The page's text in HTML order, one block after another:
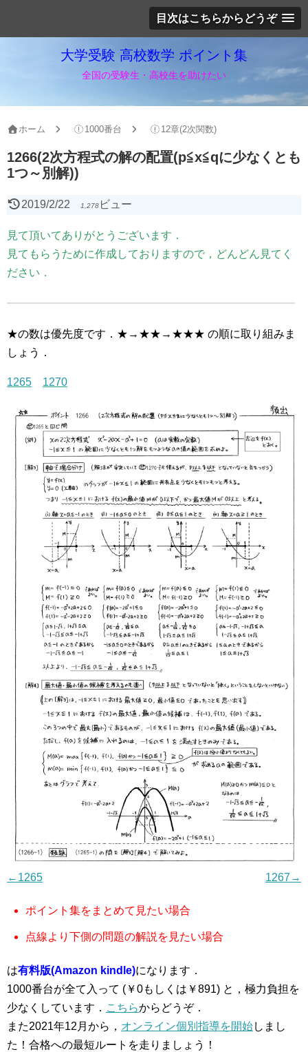
目次はこちらからどうぞ
大学受験 高校数学 ポイント集
全国の受験生・高校生を助けたい
ホーム 1000番台 12章(2次関数)
1266(2次方程式の解の配置(p≦x≦qに少なくとも
1つ～別解))
2019/2/22 1,278ビュー
見て頂いてありがとうございます．
見てもらうために作成しておりますので，どんどん見てく
ださい．
★の数は優先度です．★→★★→★★★ の順に取り組みま
しょう．
1265 1270
←1265 1267→
ポイント集をまとめて見たい場合
点線より下側の問題の解説を見たい場合
は有料版(Amazon kindle)になります．
1000番台が全て入って (￥0もしくは￥891) と，極力負担を
少なくしています． こちらからどうぞ．
また2021年12月から， オンライン個別指導を開始しまし
た！合格への最短ルートを走りましょう！